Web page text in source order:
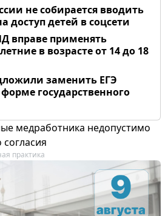
не собирается вводить
доступ детей в соцсети
вправе применять
в возрасте от 14 до 18
заменить ЕГЭ
государственного
медработника недопустимо
согласия
практика